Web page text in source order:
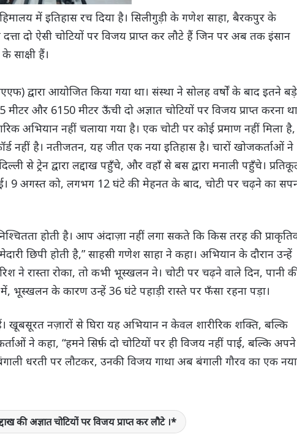
हिमालय में इतिहास रच दिया है। सिलीगुड़ी के गणेश साहा, बैरकपुर के
दो ऐसी चोटियों पर विजय प्राप्त कर लौटे हैं जिन पर अब तक इंसान
साक्षी हैं।
द्वारा आयोजित किया गया था। संस्था ने सोलह वर्षों के बाद इतने बड़े
और 6150 मीटर ऊँची दो अज्ञात चोटियों पर विजय प्राप्त करना
अभियान नहीं चलाया गया है। एक चोटी पर कोई प्रमाण नहीं मिला है,
नहीं है। नतीजतन, यह जीत एक नया इतिहास है। चारों खोजकर्ताओं ने
से ट्रेन द्वारा लद्दाख पहुँचे, और वहाँ से बस द्वारा मनाली पहुँचे।
9 अगस्त को, लगभग 12 घंटे की मेहनत के बाद, चोटी पर चढ़ने का
होती है। आप अंदाज़ा नहीं लगा सकते कि किस तरह की
छिपी होती है,” साहसी गणेश साहा ने कहा। अभियान के दौरान उन्हें
ने रास्ता रोका, तो कभी भूस्खलन ने। चोटी पर चढ़ने वाले दिन, पानी
में, भूस्खलन के कारण उन्हें 36 घंटे पहाड़ी रास्ते पर फँसा रहना पड़ा।
खूबसूरत नज़ारों से घिरा यह अभियान न केवल शारीरिक शक्ति, बल्कि
ने कहा, “हमने सिर्फ़ दो चोटियों पर ही विजय नहीं पाई, बल्कि अपने
धरती पर लौटकर, उनकी विजय गाथा अब बंगाली गौरव का एक नया
की अज्ञात चोटियों पर विजय प्राप्त कर लौटे ।*